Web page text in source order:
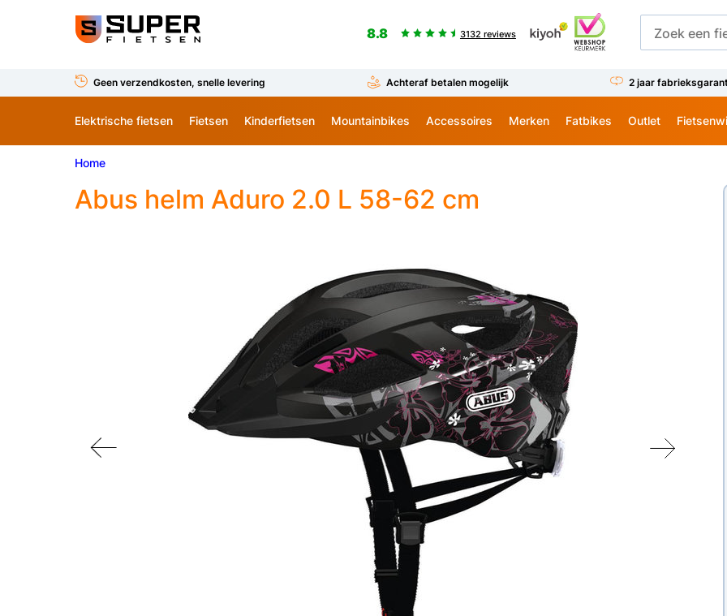
8.8 3132 reviews
Geen verzendkosten, snelle levering Achteraf betalen mogelijk 2 jaar
Elektrische fietsen Fietsen Kinderfietsen Mountainbikes Accessoires Merken Fatbikes Outlet
Home
Abus helm Aduro 2.0 L 58-62 cm